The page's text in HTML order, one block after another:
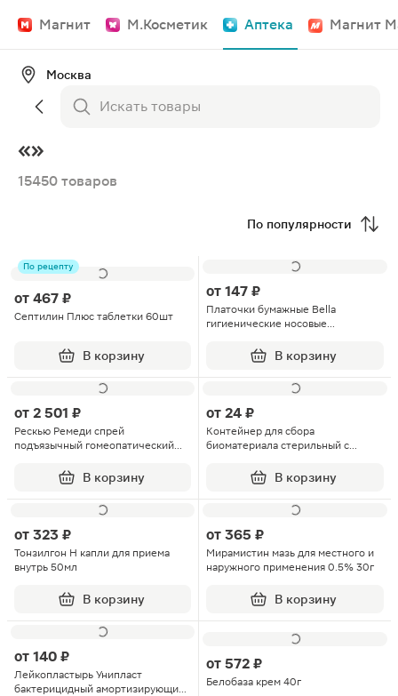
Магнит М.Косметик Аптека Магнит
Москва
«»
15450 товаров
По популярности
По рецепту
от 467 ₽
Септилин Плюс таблетки 60шт
В корзину
от 147 ₽
Платочки бумажные Bella
гигиенические носовые
В корзину
от 2 501 ₽
Рескью Ремеди спрей
подъязычный гомеопатический
В корзину
от 24 ₽
Контейнер для сбора
биоматериала стерильный с
В корзину
от 323 ₽
Тонзилгон Н капли для приема
внутрь 50мл
В корзину
от 365 ₽
Мирамистин мазь для местного и
наружного применения 0.5% 30г
В корзину
от 140 ₽
Лейкопластырь Унипласт
бактерицидный амортизирующий
от 572 ₽
Белобаза крем 40г